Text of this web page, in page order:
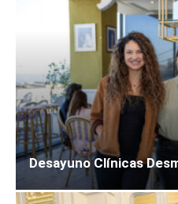
Desayuno Clínicas